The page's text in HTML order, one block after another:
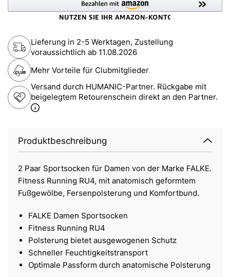
Lieferung in 2-5 Werktagen, Zustellung
voraussichtlich ab 11.08.2026
Mehr Vorteile für Clubmitglieder
Versand durch HUMANIC-Partner. Rückgabe mit
beigelegtem Retourenschein direkt an den Partner.
Produktbeschreibung
2 Paar Sportsocken für Damen von der Marke FALKE.
Fitness Running RU4, mit anatomisch geformtem
Fußgewölbe, Fersenpolsterung und Komfortbund.
FALKE Damen Sportsocken
Fitness Running RU4
Polsterung bietet ausgewogenen Schutz
Schneller Feuchtigkeitstransport
Optimale Passform durch anatomische Polsterung